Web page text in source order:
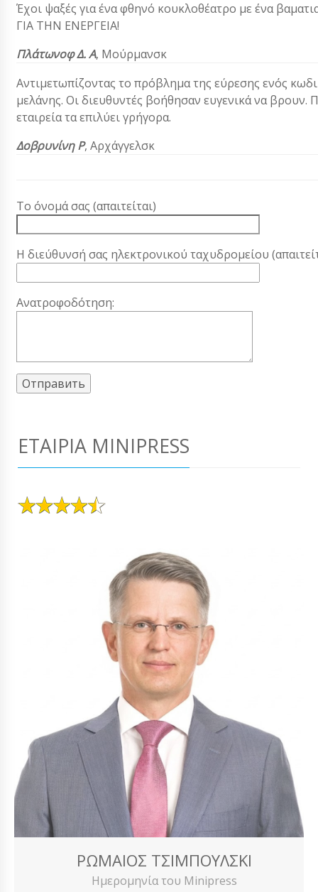
Έχοι ψαξές για ένα φθηνό κουκλοθέατρο με ένα
ΓΙΑ ΤΗΝ ΕΝΕΡΓΕΙΑ!
Πλάτωνοφ Δ. Α, Μούρμανσκ
Αντιμετωπίζοντας το πρόβλημα της εύρεσης ενός
μελάνης. Οι διευθυντές βοήθησαν ευγενικά να
εταιρεία τα επιλύει γρήγορα.
Δοβρυνίνη Ρ, Αρχάγγελσκ
Το όνομά σας (απαιτείται)
Η διεύθυνσή σας ηλεκτρονικού ταχυδρομείου
Ανατροφοδότηση:
ΕΤΑΙΡΊΑ MINIPRESS
ΡΩΜΑΊΟΣ ΤΣΙΜΠΟΎΛΣΚΙ
Ημερομηνία του Minipress